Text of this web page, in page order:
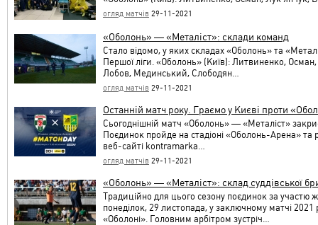
огляд матчів 29-11-2021
«Оболонь» — «Металіст»: склади команд
Стало відомо, у яких складах «Оболонь» та
Першої ліги. «Оболонь» (Київ): Литвиненко,
Лобов, Мединський, Слободян…
огляд матчів 29-11-2021
Останній матч року. Граємо у Києві проти
Сьогоднішній матч «Оболонь» — «Металіст»
Поєдинок пройде на стадіоні «Оболонь-Арена»
веб-сайті kontramarka…
огляд матчів 29-11-2021
«Оболонь» — «Металіст»: склад суддівської
Традиційно для цього сезону поєдинок за участю
понеділок, 29 листопада, у заключному матчі 2021
«Оболоні». Головним арбітром зустріч…